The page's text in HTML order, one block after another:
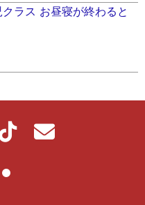
クラス お昼寝が終わると